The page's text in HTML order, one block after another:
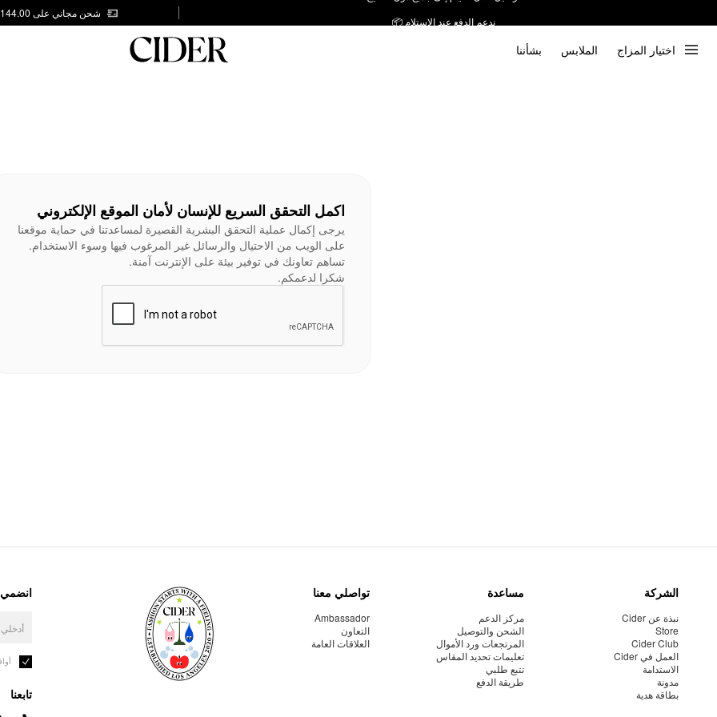
ندعم الدفع عند الاستلام 📦 شحن مجاني على AED 144.00
اختيار المزاج الملابس بشأننا
اكمل التحقق السريع للإنسان لأمان الموقع الإلكتروني
يرجى إكمال عملية التحقق البشرية القصيرة لمساعدتنا في حماية موقعنا
على الويب من الاحتيال والرسائل غير المرغوب فيها وسوء الاستخدام.
تساهم تعاونك في توفير بيئة على الإنترنت آمنة.
شكرا لدعمكم.
الشركة
نبذة عن Cider
Store
Cider Club
العمل في Cider
الاستدامة
مدونة
بطاقة هدية
مساعدة
مركز الدعم
الشحن والتوصيل
المرتجعات ورد الأموال
تعليمات تحديد المقاس
تتبع طلبي
طريقة الدفع
تواصلي معنا
Ambassador
التعاون
العلاقات العامة
انضمي
تابعنا